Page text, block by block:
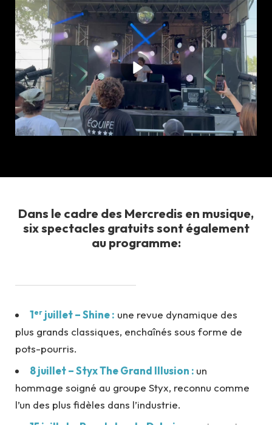
Dans le cadre des Mercredis en musique,
six spectacles gratuits sont également
au programme:
1er juillet – Shine : une revue dynamique des
plus grands classiques, enchaînés sous forme de
pots-pourris.
8 juillet – Styx The Grand Illusion : un
hommage soigné au groupe Styx, reconnu comme
l’un des plus fidèles dans l’industrie.